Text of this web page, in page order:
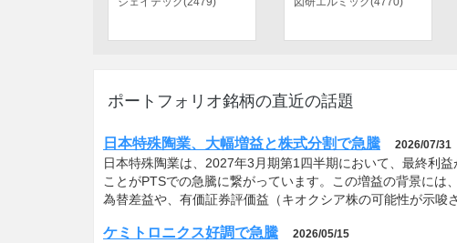
ポートフォリオ銘柄の直近の話題
日本特殊陶業、大幅増益と株式分割で急騰 2026/07/31
日本特殊陶業は、2027年3月期第1四半期において、最終利
ことがPTSでの急騰に繋がっています。この増益の背景に
為替差益や、有価証券評価益（キオクシア株の可能性が示唆
ケミトロニクス好調で急騰 2026/05/15